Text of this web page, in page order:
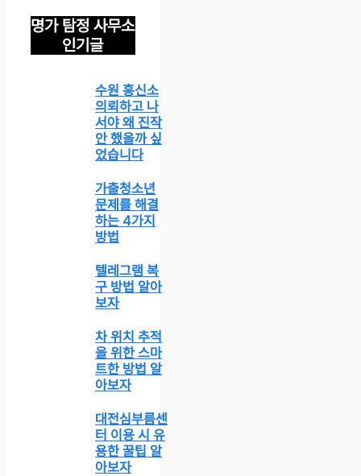
명가 탐정 사무소
인기글
수원 흥신소
의뢰하고 나
서야 왜 진작
안 했을까 싶
었습니다
가출청소년
문제를 해결
하는 4가지
방법
텔레그램 복
구 방법 알아
보자
차 위치 추적
을 위한 스마
트한 방법 알
아보자
대전심부름센
터 이용 시 유
용한 꿀팁 알
아보자